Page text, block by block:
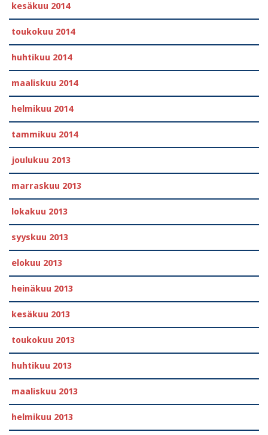
kesäkuu 2014
toukokuu 2014
huhtikuu 2014
maaliskuu 2014
helmikuu 2014
tammikuu 2014
joulukuu 2013
marraskuu 2013
lokakuu 2013
syyskuu 2013
elokuu 2013
heinäkuu 2013
kesäkuu 2013
toukokuu 2013
huhtikuu 2013
maaliskuu 2013
helmikuu 2013